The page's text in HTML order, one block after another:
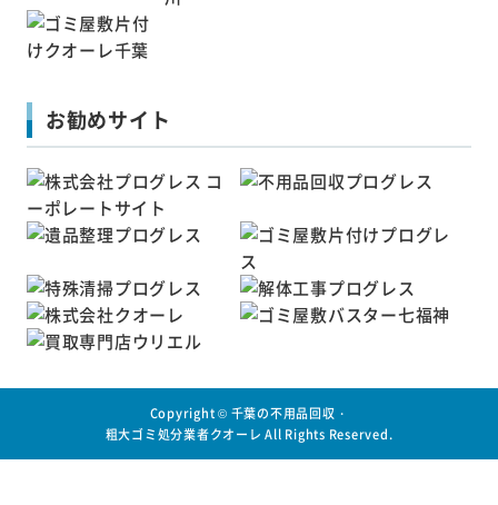
お勧めサイト
Copyright © 千葉の不用品回収・
粗大ゴミ処分業者クオーレ All Rights Reserved.